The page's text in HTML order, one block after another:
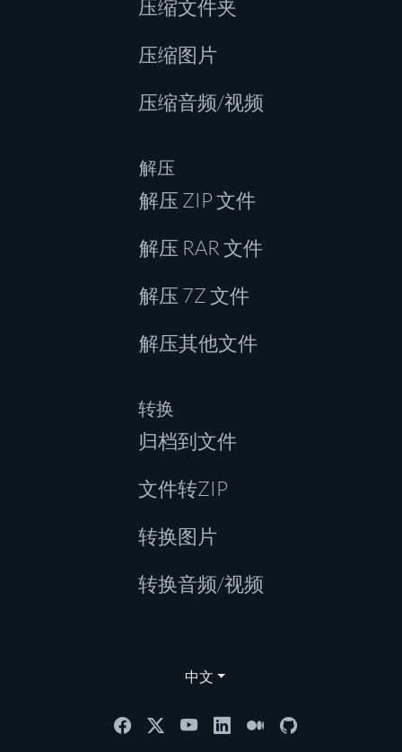
压缩文件夹
压缩图片
压缩音频/视频
解压
解压 ZIP 文件
解压 RAR 文件
解压 7Z 文件
解压其他文件
转换
归档到文件
文件转ZIP
转换图片
转换音频/视频
中文